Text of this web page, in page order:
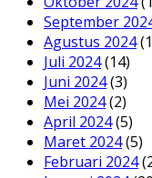
September
Agustus 2024
Juli 2024(14)
Juni 2024(3)
Mei 2024(2)
April 2024(5)
Maret 2024(5)
Februari 2024